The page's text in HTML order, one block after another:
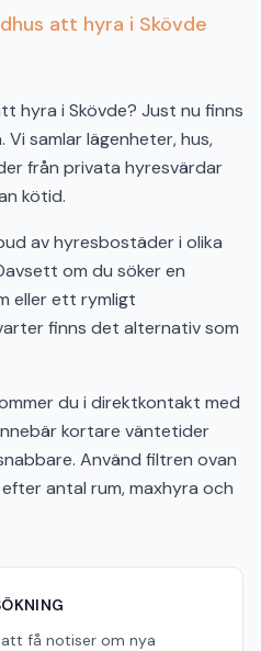
att hyra i Skövde
hyra i Skövde? Just nu finns
samlar lägenheter, hus,
från privata hyresvärdar
kötid.
av hyresbostäder i olika
om du söker en
eller ett rymligt
finns det alternativ som
du i direktkontakt med
kortare väntetider
Använd filtren ovan
antal rum, maxhyra och
få notiser om nya